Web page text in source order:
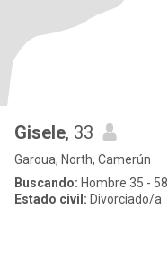
Gisele, 33
Garoua, North, Camerún
Buscando: Hombre 35 - 58
Estado civil: Divorciado/a